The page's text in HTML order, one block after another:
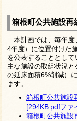
箱根町公共施設再
本計画では、毎年度
4年度）に位置付けた
を公表することとして
主な施設の取組状況
の延床面積6%削減）
ます。
箱根町公共施設
[294KB pdfファ
箱根町公共施設